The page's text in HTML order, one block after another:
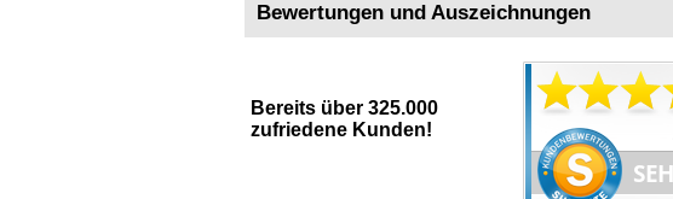
Bewertungen und Auszeichnungen
Bereits über 325.000
zufriedene Kunden!